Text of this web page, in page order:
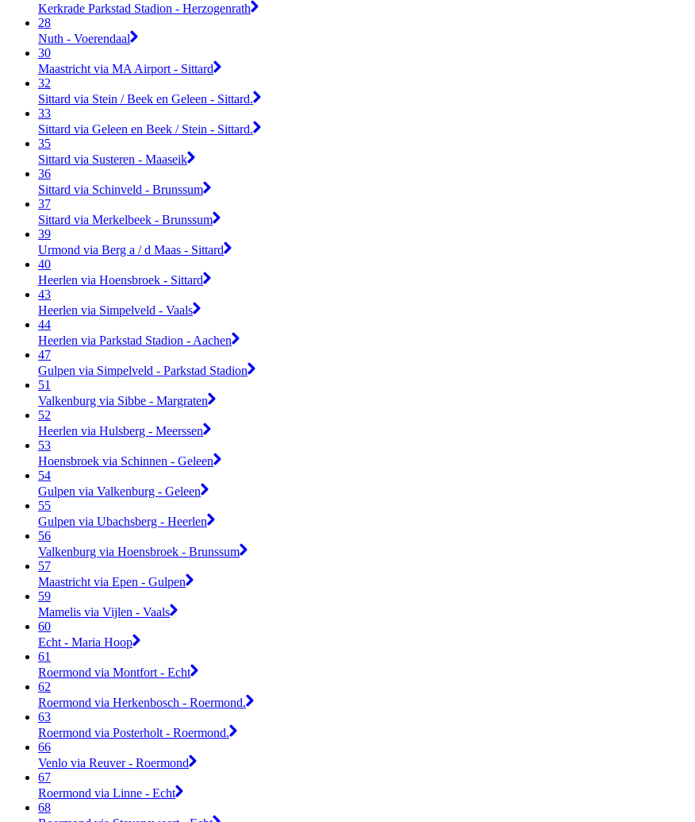
Kerkrade Parkstad Stadion - Herzogenrath
28
Nuth - Voerendaal
30
Maastricht via MA Airport - Sittard
32
Sittard via Stein / Beek en Geleen - Sittard.
33
Sittard via Geleen en Beek / Stein - Sittard.
35
Sittard via Susteren - Maaseik
36
Sittard via Schinveld - Brunssum
37
Sittard via Merkelbeek - Brunssum
39
Urmond via Berg a / d Maas - Sittard
40
Heerlen via Hoensbroek - Sittard
43
Heerlen via Simpelveld - Vaals
44
Heerlen via Parkstad Stadion - Aachen
47
Gulpen via Simpelveld - Parkstad Stadion
51
Valkenburg via Sibbe - Margraten
52
Heerlen via Hulsberg - Meerssen
53
Hoensbroek via Schinnen - Geleen
54
Gulpen via Valkenburg - Geleen
55
Gulpen via Ubachsberg - Heerlen
56
Valkenburg via Hoensbroek - Brunssum
57
Maastricht via Epen - Gulpen
59
Mamelis via Vijlen - Vaals
60
Echt - Maria Hoop
61
Roermond via Montfort - Echt
62
Roermond via Herkenbosch - Roermond.
63
Roermond via Posterholt - Roermond.
66
Venlo via Reuver - Roermond
67
Roermond via Linne - Echt
68